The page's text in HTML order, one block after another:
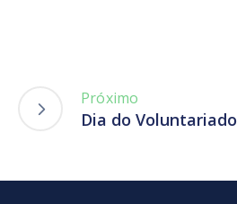
Próximo
Dia do Voluntariado